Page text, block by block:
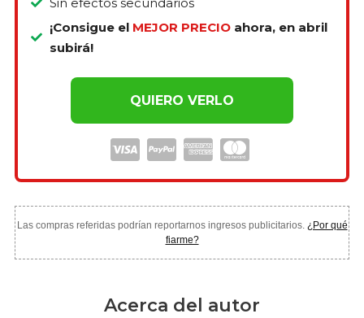
Sin efectos secundarios
¡Consigue el MEJOR PRECIOahora, en abril
subirá!
QUIERO VERLO
Las compras referidas podrían reportarnos ingresos publicitarios. ¿Por qué
fiarme?
Acerca del autor